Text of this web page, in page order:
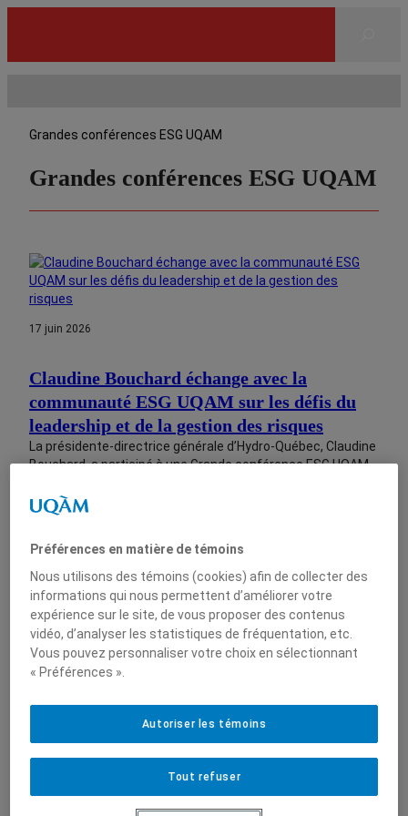
Grandes conférences ESG UQAM
Grandes conférences ESG UQAM
17 juin 2026
Claudine Bouchard échange avec la
communauté ESG UQAM sur les défis du
leadership et de la gestion des risques
La présidente-directrice générale d’Hydro-Québec, Claudine
Bouchard, a participé à une Grande conférence ESG UQAM
nouveaux enjeux de gestion des risques dans un contexte
de plus en plus complexe et incertain.
20 avril 2026
nouveau modèle de développement
international fondé sur les partenariats
économiques
Pavillon de l’entrepreneuriat et de l’innovation, l’honorable
Préférences en matière de témoins
Nous utilisons des témoins (cookies) afin de collecter des
informations qui nous permettent d’améliorer votre
expérience sur le site, de vous proposer des contenus
vidéo, d’analyser les statistiques de fréquentation, etc.
Vous pouvez personnaliser votre choix en sélectionnant
« Préférences ».
Tout refuser
Autoriser les témoins